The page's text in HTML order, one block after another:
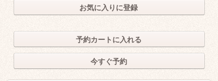
お気に入りに登録
予約カートに入れる
今すぐ予約